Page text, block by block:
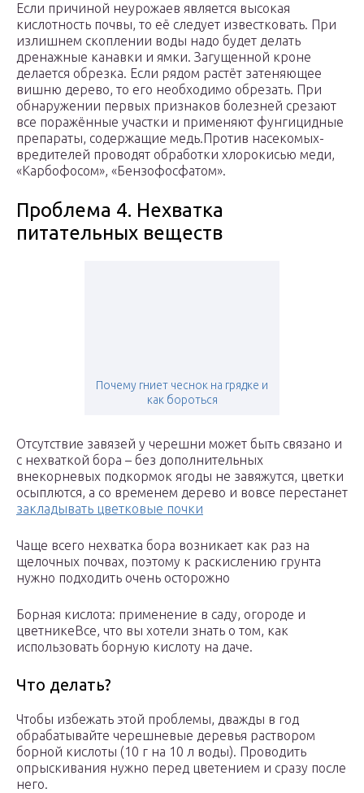
Если причиной неурожаев является высокая
кислотность почвы, то её следует известковать. При
излишнем скоплении воды надо будет делать
дренажные канавки и ямки. Загущенной кроне
делается обрезка. Если рядом растёт затеняющее
вишню дерево, то его необходимо обрезать. При
обнаружении первых признаков болезней срезают
все поражённые участки и применяют фунгицидные
препараты, содержащие медь.Против насекомых-
вредителей проводят обработки хлорокисью меди,
«Карбофосом», «Бензофосфатом».
Проблема 4. Нехватка
питательных веществ
Почему гниет чеснок на грядке и
как бороться
Отсутствие завязей у черешни может быть связано и
с нехваткой бора – без дополнительных
внекорневых подкормок ягоды не завяжутся, цветки
осыплются, а со временем дерево и вовсе перестанет
закладывать цветковые почки
Чаще всего нехватка бора возникает как раз на
щелочных почвах, поэтому к раскислению грунта
нужно подходить очень осторожно
Борная кислота: применение в саду, огороде и
цветникеВсе, что вы хотели знать о том, как
использовать борную кислоту на даче.
Что делать?
Чтобы избежать этой проблемы, дважды в год
обрабатывайте черешневые деревья раствором
борной кислоты (10 г на 10 л воды). Проводить
опрыскивания нужно перед цветением и сразу после
него.